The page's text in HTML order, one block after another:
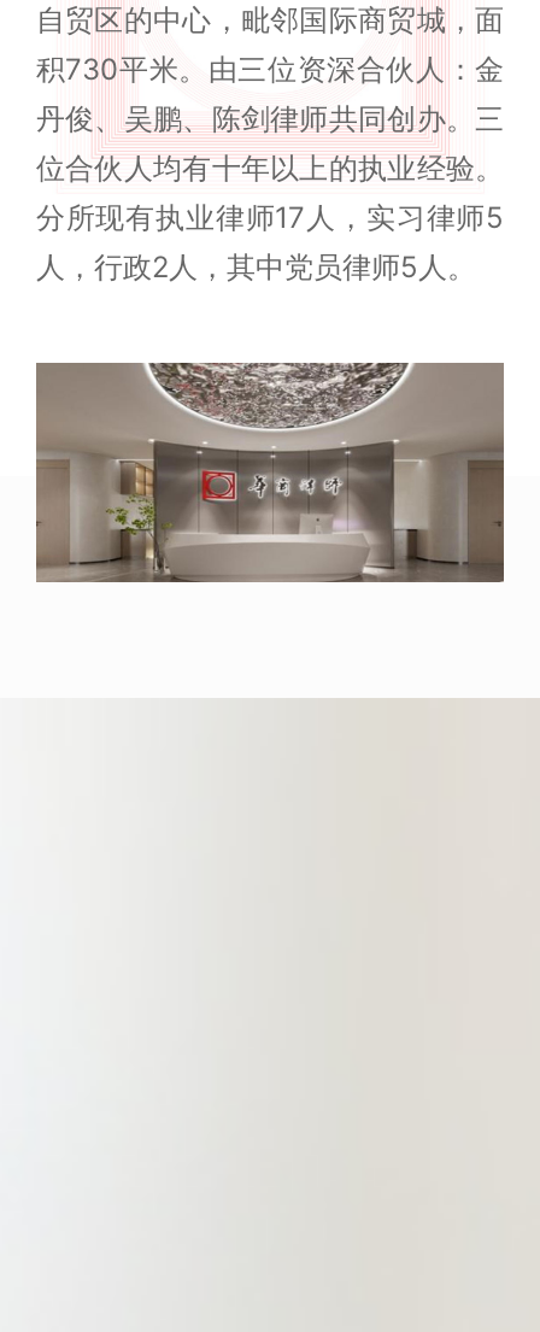
自贸区的中心，毗邻国际商贸城，面
积730平米。由三位资深合伙人：金
丹俊、吴鹏、陈剑律师共同创办。三
位合伙人均有十年以上的执业经验。
分所现有执业律师17人，实习律师5
人，行政2人，其中党员律师5人。